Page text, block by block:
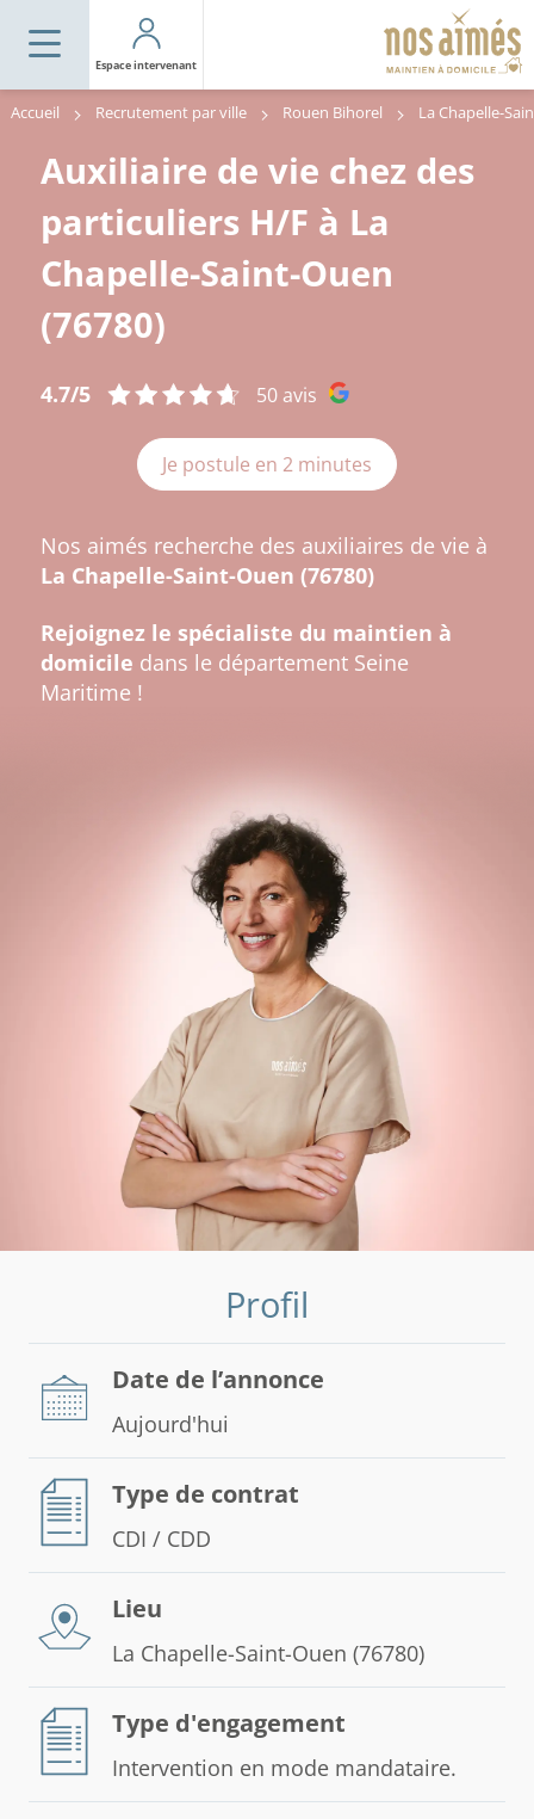
Espace intervenant
Accueil Recrutement par ville Rouen Bihorel
Auxiliaire de vie chez des
particuliers H/F à La
Chapelle-Saint-Ouen
(76780)
4.7/5 50 avis
Je postule en 2 minutes
Nos aimés recherche des auxiliaires de vie à
La Chapelle-Saint-Ouen (76780)
Rejoignez le spécialiste du maintien à
domicile dans le département Seine
Maritime !
Profil
Date de l’annonce
Aujourd'hui
Type de contrat
CDI / CDD
Lieu
La Chapelle-Saint-Ouen (76780)
Type d'engagement
Intervention en mode mandataire.